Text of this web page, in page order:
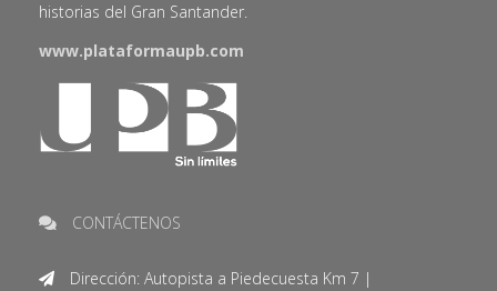
historias del Gran Santander.
www.plataformaupb.com
CONTÁCTENOS
Dirección: Autopista a Piedecuesta Km 7 |